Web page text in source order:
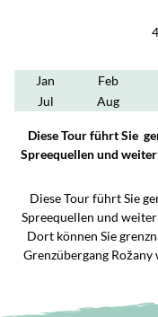
Jan Feb
Jul
Aug
Diese Tour führt Sie
Spreequellen und
Diese Tour führt Sie
Spreequellen und
Dort können Sie
Grenzübergang